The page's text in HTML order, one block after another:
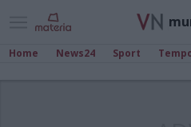
Home News24 Sport